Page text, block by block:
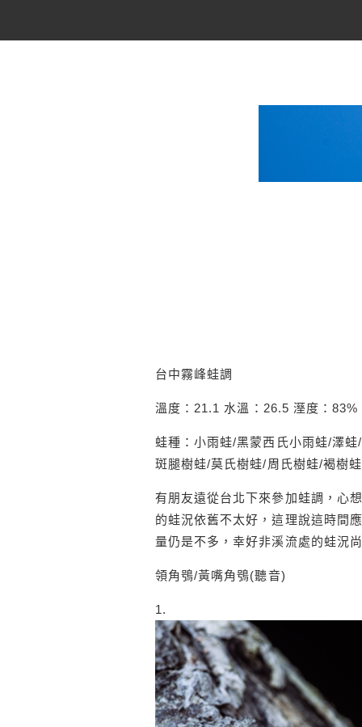
台中霧峰蛙調
溫度：21.1 水溫：26.5 溼度：83%
蛙種：小雨蛙/黑蒙西氏小雨蛙/澤
斑腿樹蛙/莫氏樹蛙/周氏樹蛙/褐樹蛙
有朋友遠從台北下來參加蛙調，心
的蛙況依舊不太好，這理說這時間
量仍是不多，幸好非溪流處的蛙況
領角鴞/黃嘴角鴞(聽音)
1.